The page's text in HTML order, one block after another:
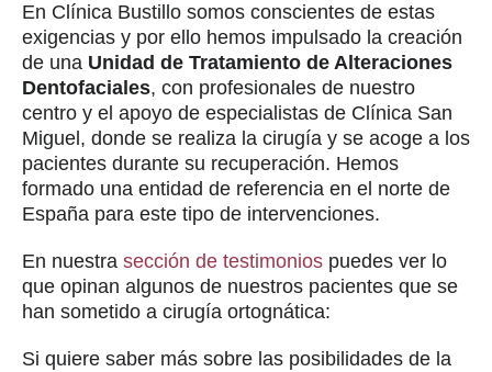
En Clínica Bustillo somos conscientes de estas
exigencias y por ello hemos impulsado la creación
de una Unidad de Tratamiento de Alteraciones
Dentofaciales, con profesionales de nuestro
centro y el apoyo de especialistas de Clínica San
Miguel, donde se realiza la cirugía y se acoge a los
pacientes durante su recuperación. Hemos
formado una entidad de referencia en el norte de
España para este tipo de intervenciones.
En nuestra sección de testimonios puedes ver lo
que opinan algunos de nuestros pacientes que se
han sometido a cirugía ortognática:
Si quiere saber más sobre las posibilidades de la